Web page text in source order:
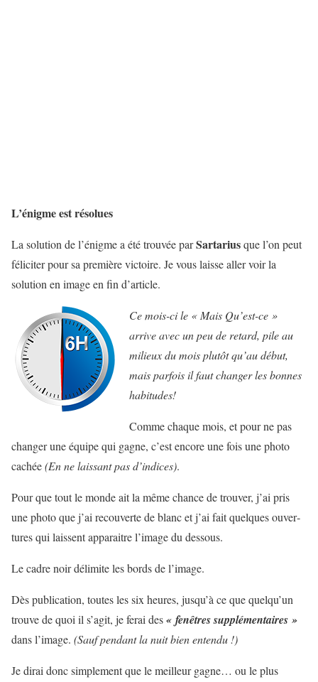
L’énigme est résolues
La solution de l’énigme a été trouvée parSartariusque l’on peut
féliciter pour sa première victoire. Je vous laisse aller voir la
solution en image en fin d’article.
Ce mois-ci le « Mais Qu’est-ce »
arrive avec un peu de retard, pile au
milieux du mois plutôt qu’au début,
mais parfois il faut changer les bonnes
habitudes!
Comme chaque mois, et pour ne pas
changer une équipe qui gagne, c’est encore une fois une photo
cachée(En ne laissant pas d’indices).
Pour que tout le monde ait la même chance de trou­ver, j’ai pris
une photo que j’ai recou­verte de blanc et j’ai fait quelques ouver­
tures qui laissent appa­raitre l’image du dessous.
Le cadre noir déli­mite les bords de l’image.
Dès publication, toutes les six heures, jusqu’à ce que quelqu’un
trouve de quoi il s’agit, je ferai des« fenêtres sup­plé­men­taires »
dans l’image. (Sauf pen­dant la nuit bien entendu !)
Je dirai donc sim­ple­ment que le meilleur gagne… ou le plus